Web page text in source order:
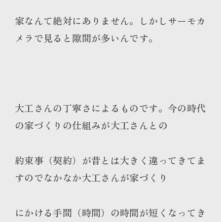
家なんて絶対にありません。しかしサーモカ
メラで見ると隙間が多いんです。
大工さんの丁寧さによるものです。今の時代
の家づくりの仕組みが大工さんとの
約束事（契約）が昔とは大きく違ってきてま
すのでなかなか大工さんが家づくり
にかける手間（時間）の時間が短くなってき